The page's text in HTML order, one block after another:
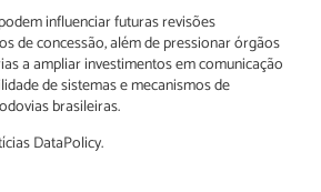
influenciar futuras revisões
de concessão, além de pressionar órgãos
a ampliar investimentos em comunicação
de sistemas e mecanismos de
brasileiras.
DataPolicy.